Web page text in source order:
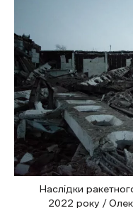
Наслідки
2022 року /